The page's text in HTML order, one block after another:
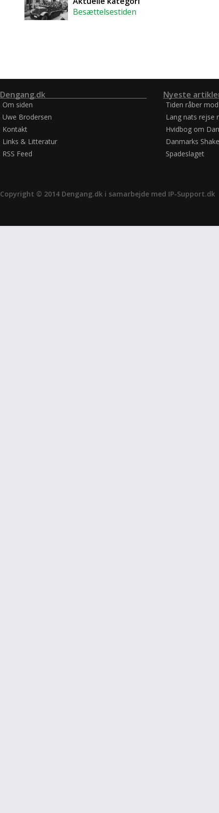
Besættelsestiden
Dengang.dk
Om siden
Uwe Brodersen
Kontakt
Links & Litteratur
RSS Feed
Nyeste
Tiden råber
Lang nats rejse
Hvidbog om
Danmarks
Spadeslaget
Copyright © 2014 Dengang.dk i samarbejde med IP-Support.dk